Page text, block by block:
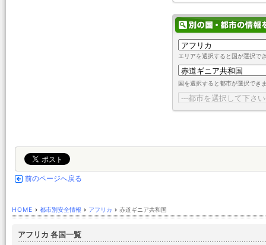
エリアを選択すると国が選択で
国を選択すると都市が選択でき
前のページへ戻る
HOME › 都市別安全情報 › アフリカ › 赤道ギニア共和国
アフリカ 各国一覧